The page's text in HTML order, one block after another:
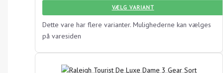
VÆLG VARIANT
Dette vare har flere varianter. Mulighederne kan vælges
på varesiden